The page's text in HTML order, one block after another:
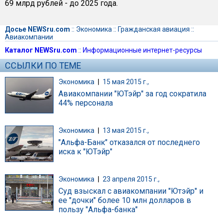
69 млрд рублей - до 2025 года.
Досье NEWSru.com :: Экономика :: Гражданская авиация ::
Авиакомпании
Каталог NEWSru.com :: Информационные интернет-ресурсы
ССЫЛКИ ПО ТЕМЕ
Экономика | 15 мая 2015 г.,
Авиакомпании "ЮТэйр" за год сократила
44% персонала
Экономика 13 мая 2015 г.,
"Альфа-Банк" отказался от последнего
иска к "ЮТэйр"
Экономика 23 апреля 2015 г.,
Суд взыскал с авиакомпании "Ютэйр" и
ее "дочки" более 10 млн долларов в
пользу "Альфа-банка"